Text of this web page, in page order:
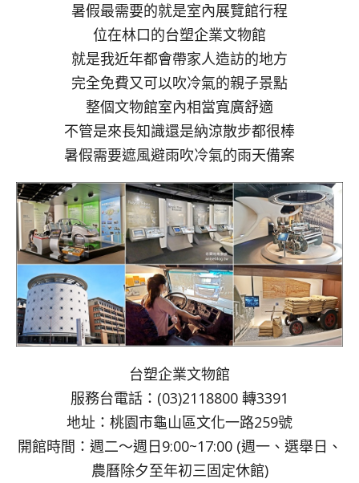
暑假最需要的就是室內展覽館行程
位在林口的台塑企業文物館
就是我近年都會帶家人造訪的地方
完全免費又可以吹冷氣的親子景點
整個文物館室內相當寬廣舒適
不管是來長知識還是納涼散步都很棒
暑假需要遮風避雨吹冷氣的雨天備案
台塑企業文物館
服務台電話：(03)2118800 轉3391
地址：桃園市龜山區文化一路259號
開館時間：週二～週日9:00~17:00 (週一、選舉日、
農曆除夕至年初三固定休館)